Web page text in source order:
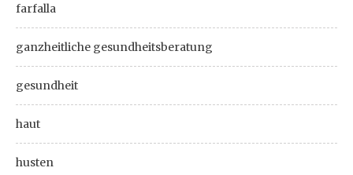
farfalla
ganzheitliche gesundheitsberatung
gesundheit
haut
husten